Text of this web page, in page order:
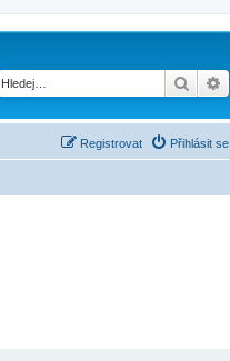
Hledat
Přihlásit se
Registrovat